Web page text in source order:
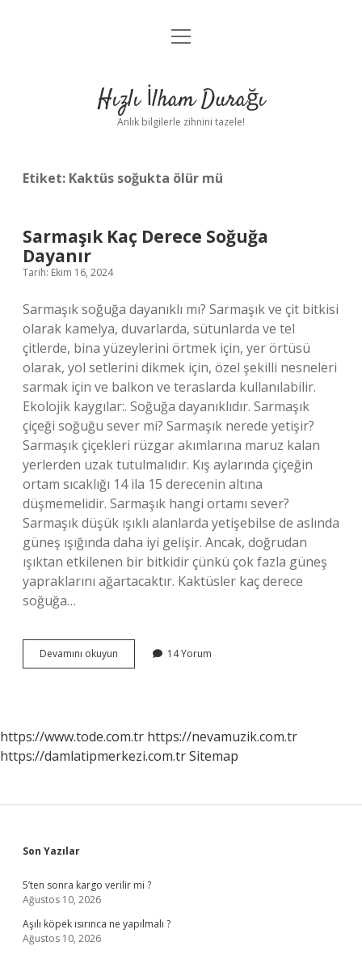
Anasayfa
Yasal Uyarı
menüyü
Hızlı İlham Durağı
Anlık bilgilerle zihnini tazele!
Etiket: Kaktüs soğukta ölür mü
Sarmaşık Kaç Derece Soğuğa
Dayanır
Tarih: Ekim 16, 2024
Sarmaşık soğuğa dayanıklı mı? Sarmaşık ve çit bitkisi
olarak kamelya, duvarlarda, sütunlarda ve tel
çitlerde, bina yüzeylerini örtmek için, yer örtüsü
olarak, yol setlerini dikmek için, özel şekilli nesneleri
sarmak için ve balkon ve teraslarda kullanılabilir.
Ekolojik kaygılar:. Soğuğa dayanıklıdır. Sarmaşık
çiçeği soğuğu sever mi? Sarmaşık nerede yetişir?
Sarmaşık çiçekleri rüzgar akımlarına maruz kalan
yerlerden uzak tutulmalıdır. Kış aylarında çiçeğin
ortam sıcaklığı 14 ila 15 derecenin altına
düşmemelidir. Sarmaşık hangi ortamı sever?
Sarmaşık düşük ışıklı alanlarda yetişebilse de aslında
güneş ışığında daha iyi gelişir. Ancak, doğrudan
ışıktan etkilenen bir bitkidir çünkü çok fazla güneş
yapraklarını ağartacaktır. Kaktüsler kaç derece
soğuğa…
Devamını okuyun Sarmaşık
Kaç
14 Yorum
https://www.tode.com.tr https://nevamuzik.com.tr
https://damlatipmerkezi.com.trSitemap
Sidebar
Son Yazılar
5’ten sonra kargo verilir mi ?
Ağustos 10, 2026
Aşılı köpek ısırınca ne yapılmalı ?
Ağustos 10, 2026